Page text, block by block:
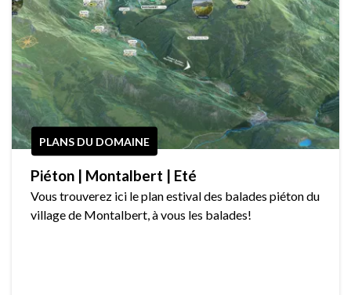
PLANS DU DOMAINE
Piéton | Montalbert | Eté
Vous trouverez ici le plan estival des balades piéton du
village de Montalbert, à vous les balades!